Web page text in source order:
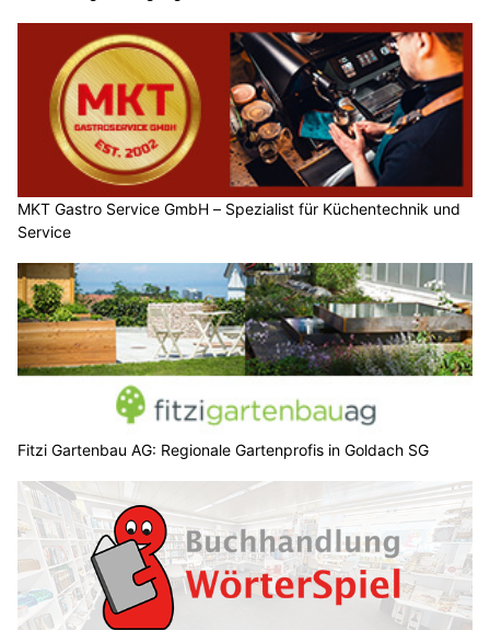
MKT Gastro Service GmbH – Spezialist für Küchentechnik und
Service
Fitzi Gartenbau AG: Regionale Gartenprofis in Goldach SG